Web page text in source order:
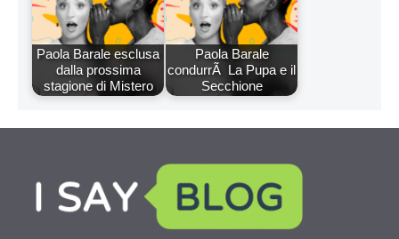
Paola Barale esclusa
dalla prossima
stagione di Mistero
Paola Barale
condurrÃ La Pupa e il
Secchione